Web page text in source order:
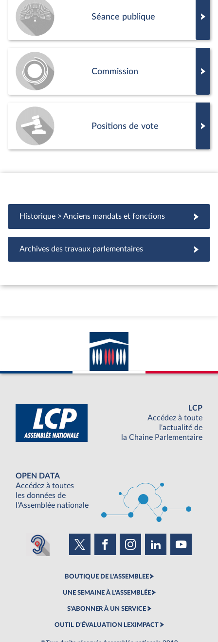
Séance publique
Commission
Positions de vote
Historique > Anciens mandats et fonctions
Archives des travaux parlementaires
LCP
Accédez à toute
l'actualité de
la Chaine Parlementaire
OPEN DATA
Accédez à toutes
les données de
l'Assemblée nationale
BOUTIQUE DE L'ASSEMBLEE
UNE SEMAINE À L'ASSEMBLÉE
S'ABONNER À UN SERVICE
OUTIL D'ÉVALUATION LEXIMPACT